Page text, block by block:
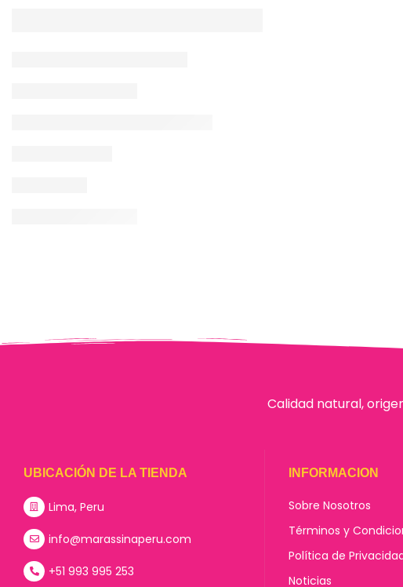
Calidad natural,
UBICACIÓN DE LA TIENDA
Lima, Peru
info@marassinaperu.com
+51 993 995 253
INFORMACION
Sobre Nosotros
Términos y
Política de
Noticias